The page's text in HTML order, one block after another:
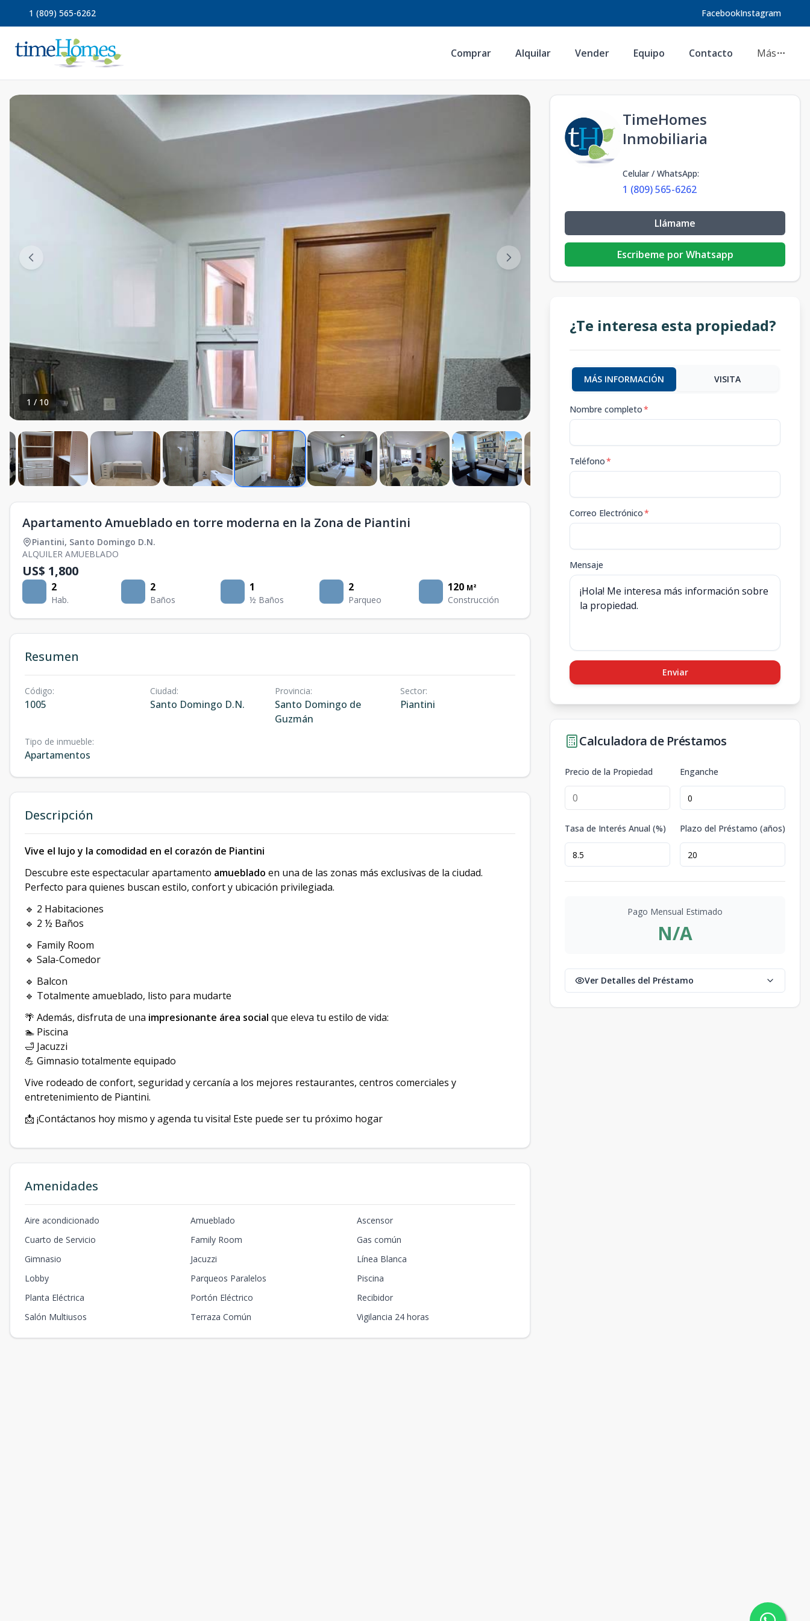
1 (809) 565-6262 FacebookInstagram
Comprar Alquilar Vender Equipo Contacto Más
1 / 10
Apartamento Amueblado en torre moderna en la Zona de Piantini
Piantini, Santo Domingo D.N.
ALQUILER AMUEBLADO
US$ 1,800
2
Hab.
2
Baños
1
½ Baños
2
Parqueo
120 M²
Construcción
Resumen
Código:
1005
Ciudad:
Santo Domingo D.N.
Provincia:
Santo Domingo de
Guzmán
Sector:
Piantini
Tipo de inmueble:
Apartamentos
Descripción
Vive el lujo y la comodidad en el corazón de Piantini
Descubre este espectacular apartamento amueblado en una de las zonas más exclusivas de la ciudad.
Perfecto para quienes buscan estilo, confort y ubicación privilegiada.
🔹 2 Habitaciones
🔹 2 ½ Baños
🔹 Family Room
🔹 Sala-Comedor
🔹 Balcon
🔹 Totalmente amueblado, listo para mudarte
🌴 Además, disfruta de una impresionante área social que eleva tu estilo de vida:
🏊 Piscina
🛁 Jacuzzi
💪 Gimnasio totalmente equipado
Vive rodeado de confort, seguridad y cercanía a los mejores restaurantes, centros comerciales y
entretenimiento de Piantini.
📩 ¡Contáctanos hoy mismo y agenda tu visita! Este puede ser tu próximo hogar
Amenidades
Aire acondicionado Amueblado
Ascensor
Cuarto de Servicio
Family Room
Gas común
Gimnasio
Jacuzzi
Línea Blanca
Lobby
Parqueos Paralelos
Piscina
Planta Eléctrica
Portón Eléctrico
Recibidor
Salón Multiusos
Terraza Común Vigilancia 24 horas
TimeHomes
Inmobiliaria
Celular / WhatsApp:
1 (809) 565-6262
Llámame
Escribeme por Whatsapp
¿Te interesa esta propiedad?
MÁS INFORMACIÓN VISITA
Nombre completo*
Teléfono*
Correo Electrónico*
Mensaje
Enviar
Calculadora de Préstamos
Precio de la Propiedad Enganche
Tasa de Interés Anual (%) Plazo del Préstamo (años)
Pago Mensual Estimado
N/A
Ver Detalles del Préstamo